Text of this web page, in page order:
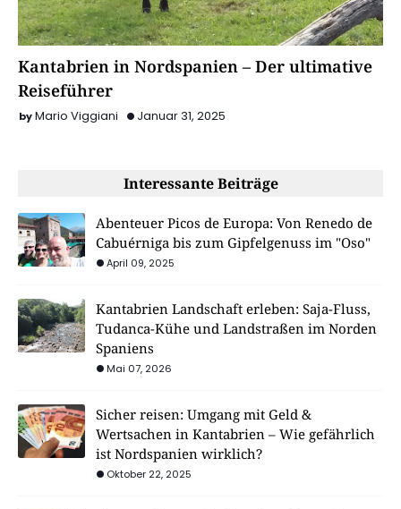
Kantabrien in Nordspanien – Der ultimative
Reiseführer
Mario Viggiani Januar 31, 2025
Interessante Beiträge
Abenteuer Picos de Europa: Von Renedo de
Cabuérniga bis zum Gipfelgenuss im "Oso"
April 09, 2025
Kantabrien Landschaft erleben: Saja-Fluss,
Tudanca-Kühe und Landstraßen im Norden
Spaniens
Mai 07, 2026
Sicher reisen: Umgang mit Geld &
Wertsachen in Kantabrien – Wie gefährlich
ist Nordspanien wirklich?
Oktober 22, 2025